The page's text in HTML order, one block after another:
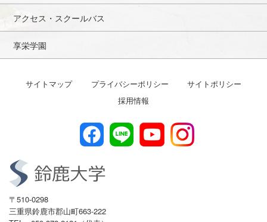
アクセス・スクールバス
享栄学園
〒510-0298
三重県鈴鹿市郡山町663-222
サイトマップ プライバシーポリシー
サイトポリシー
採用情報